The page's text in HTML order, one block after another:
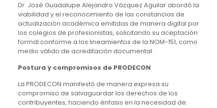
Dr. José Guadalupe Alejandro Vázquez Aguilar abordó la
viabilidad y el reconocimiento de las constancias de
actualización académica emitidas de manera digital por
los colegios de profesionistas, solicitando su aceptación
formal conforme a los lineamientos de la NOM-151, como
medio válido de acreditación documental.
Postura y compromisos de PRODECON
La PRODECON manifestó de manera expresa su
compromiso de salvaguardar los derechos de los
contribuyentes, haciendo énfasis en la necesidad de: